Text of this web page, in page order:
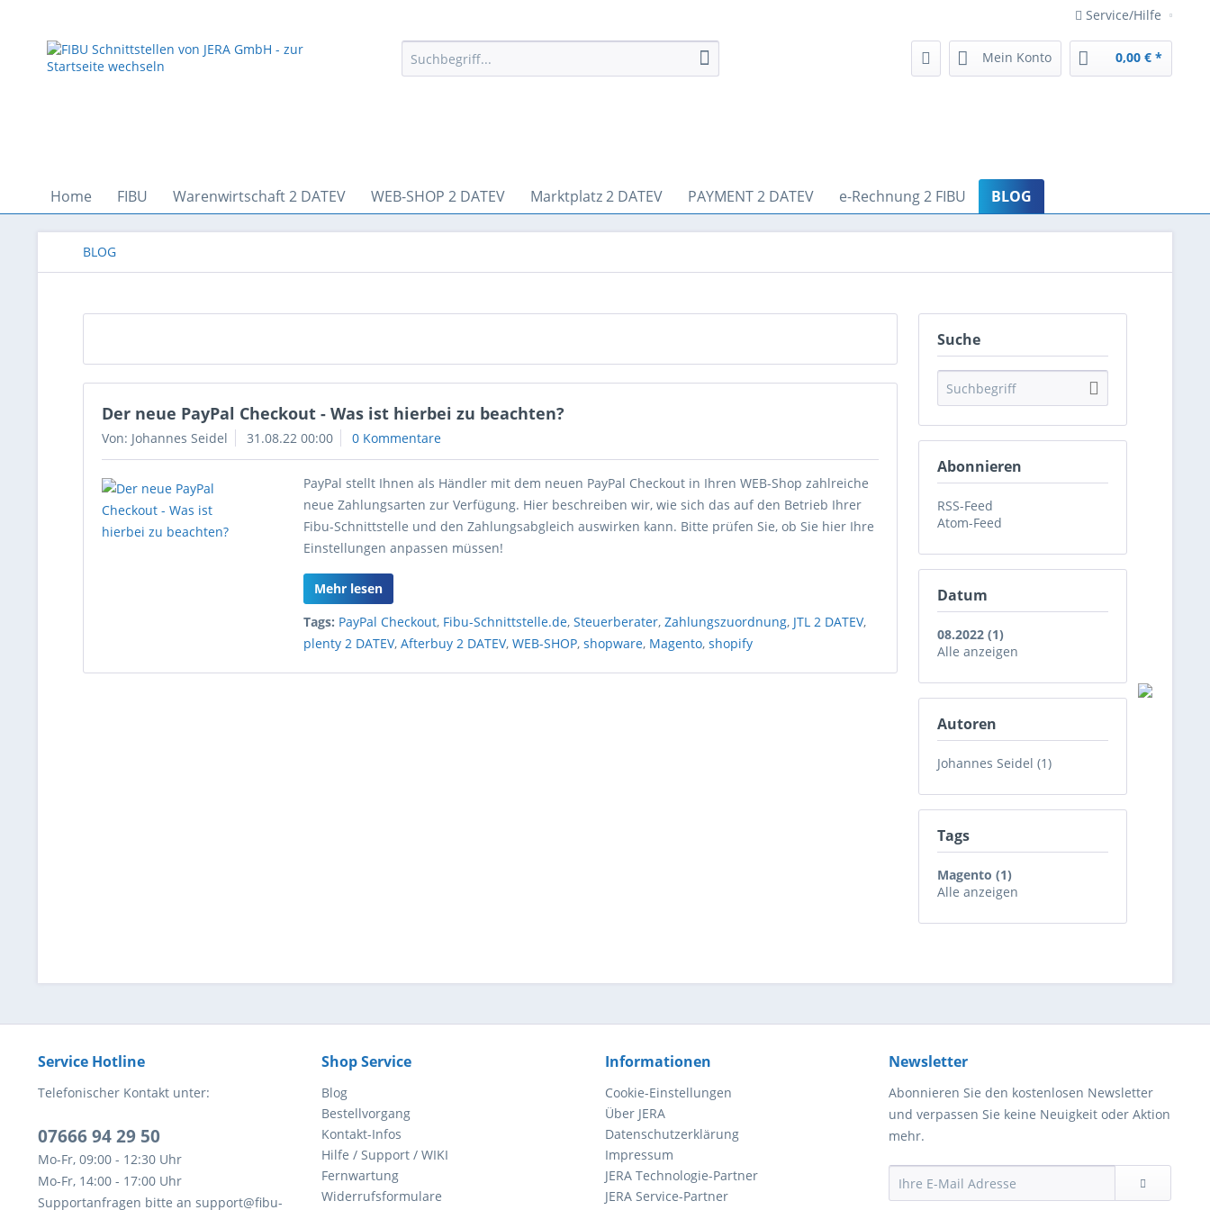
Service/Hilfe
Mein Konto 0,00 € *
Home FIBU Warenwirtschaft 2 DATEV WEB-SHOP 2 DATEV Marktplatz 2 DATEV PAYMENT 2 DATEV e-Rechnung 2 FIBU BLOG
BLOG
Suche
Abonnieren
RSS-Feed
Atom-Feed
Datum
08.2022 (1)
Alle anzeigen
Autoren
Johannes Seidel (1)
Tags
Magento (1)
Alle anzeigen
Der neue PayPal Checkout - Was ist hierbei zu beachten?
Von: Johannes Seidel 31.08.22 00:00 0 Kommentare
PayPal stellt Ihnen als Händler mit dem neuen PayPal Checkout in Ihren WEB-Shop zahlreiche
neue Zahlungsarten zur Verfügung. Hier beschreiben wir, wie sich das auf den Betrieb Ihrer
Fibu-Schnittstelle und den Zahlungsabgleich auswirken kann. Bitte prüfen Sie, ob Sie hier Ihre
Einstellungen anpassen müssen!
Mehr lesen
Tags: PayPal Checkout, Fibu-Schnittstelle.de,Steuerberater,Zahlungszuordnung, JTL 2 DATEV,
plenty 2 DATEV,Afterbuy 2 DATEV,WEB-SHOP,shopware, Magento,shopify
Service Hotline
Telefonischer Kontakt unter:
07666 94 29 50
Mo-Fr, 09:00 - 12:30 Uhr
Mo-Fr, 14:00 - 17:00 Uhr
Supportanfragen bitte an support@fibu-
Shop Service
Blog
Bestellvorgang
Kontakt-Infos
Hilfe / Support / WIKI
Fernwartung
Widerrufsformulare
Informationen
Cookie-Einstellungen
Über JERA
Datenschutzerklärung
Impressum
JERA Technologie-Partner
JERA Service-Partner
Newsletter
Abonnieren Sie den kostenlosen Newsletter
und verpassen Sie keine Neuigkeit oder Aktion
mehr.